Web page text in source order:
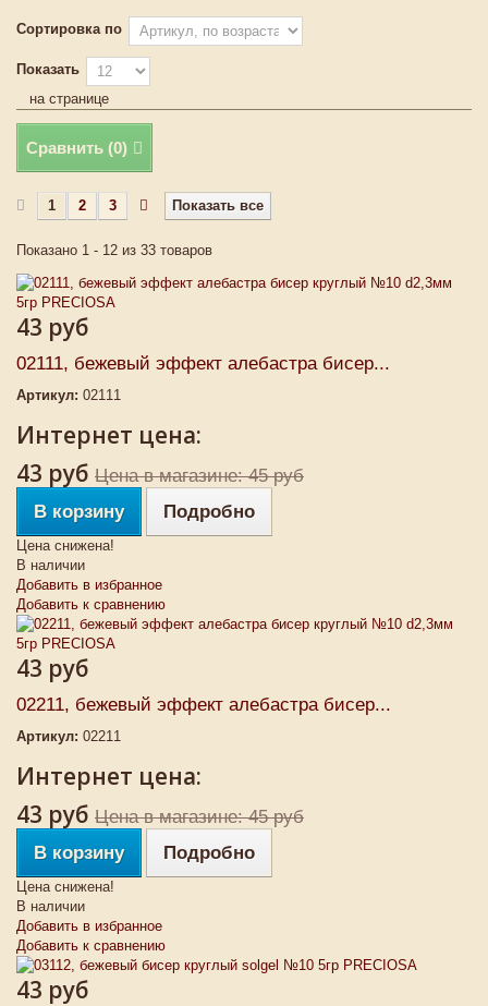
Сортировка по
Показать
на странице
Сравнить (0)
Показать все
1 2 3
Показано 1 - 12 из 33 товаров
43 руб
02111, бежевый эффект алебастра бисер...
Артикул: 02111
Интернет цена:
43 руб Цена в магазине: 45 руб
В корзину
Подробно
Цена снижена!
В наличии
Добавить в избранное
Добавить к сравнению
43 руб
02211, бежевый эффект алебастра бисер...
Артикул: 02211
Интернет цена:
43 руб Цена в магазине: 45 руб
В корзину
Подробно
Цена снижена!
В наличии
Добавить в избранное
Добавить к сравнению
43 руб